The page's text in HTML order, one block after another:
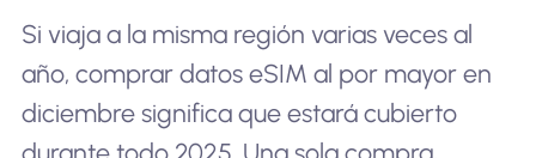
Si viaja a la misma región varias veces al
año, comprar datos eSIM al por mayor en
diciembre significa que estará cubierto